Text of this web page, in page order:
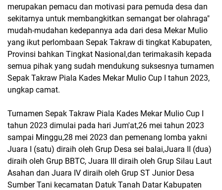
merupakan pemacu dan motivasi para pemuda desa dan
sekitarnya untuk membangkitkan semangat ber olahraga"
mudah-mudahan kedepannya ada dari desa Mekar Mulio
yang ikut perlombaan Sepak Takraw di tingkat Kabupaten,
Provinsi bahkan Tingkat Nasional,dan terimakasih kepada
semua pihak yang sudah mendukung suksesnya turnamen
Sepak Takraw Piala Kades Mekar Mulio Cup I tahun 2023,
ungkap camat.
Turnamen Sepak Takraw Piala Kades Mekar Mulio Cup I
tahun 2023 dimulai pada hari Jum'at,26 mei tahun 2023
sampai Minggu,28 mei 2023 dan pemenang lomba yakni
Juara I (satu) diraih oleh Grup Desa sei balai,Juara II (dua)
diraih oleh Grup BBTC, Juara III diraih oleh Grup Silau Laut
Asahan dan Juara IV diraih oleh Grup ST Junior Desa
Sumber Tani kecamatan Datuk Tanah Datar Kabupaten